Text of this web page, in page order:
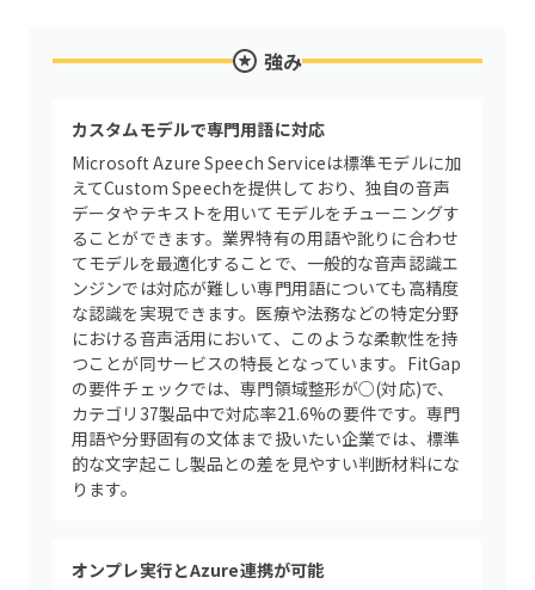
強み
カスタムモデルで専門用語に対応
Microsoft Azure Speech Serviceは標準モデルに加
えてCustom Speechを提供しており、独自の音声
データやテキストを用いてモデルをチューニングす
ることができます。業界特有の用語や訛りに合わせ
てモデルを最適化することで、一般的な音声認識エ
ンジンでは対応が難しい専門用語についても高精度
な認識を実現できます。医療や法務などの特定分野
における音声活用において、このような柔軟性を持
つことが同サービスの特長となっています。FitGap
の要件チェックでは、専門領域整形が○(対応)で、
カテゴリ37製品中で対応率21.6%の要件です。専門
用語や分野固有の文体まで扱いたい企業では、標準
的な文字起こし製品との差を見やすい判断材料にな
ります。
オンプレ実行とAzure連携が可能